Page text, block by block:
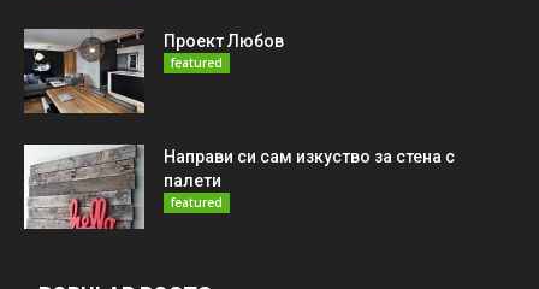
Проект Любов
featured
Направи си сам изкуство за стена с
палети
featured